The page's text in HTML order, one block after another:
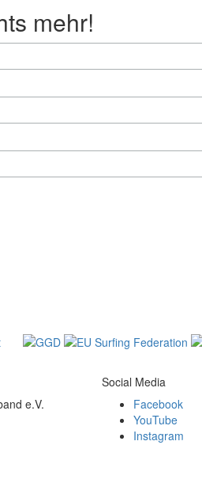
mehr!
e.V.
Social Media
Facebook
YouTube
Instagram